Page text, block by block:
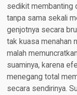
sedikit membanting
tanpa sama sekali
genjotnya secara
tak kuasa menahan
malah
suaminya, karena
menegang total
secara sendirinya.